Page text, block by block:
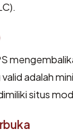
adalah
situs